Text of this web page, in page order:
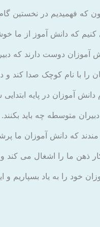
که فهمیدیم در نخستین
کنیم که دانش آموز از ما
آموزان دوست دارند
با نام کوچک صدا کند و
دانش آموزان در پایه
متوسطه چه باید
که دانش آموزان ما
ذهن ما را اشغال می کند
خود را به یاد بسپاریم و